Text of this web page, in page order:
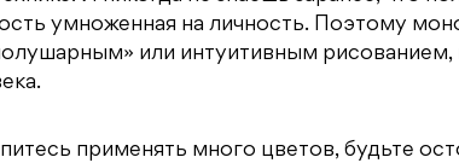
умноженная на личность. Поэтому
или интуитивным
применять много цветов, будьте